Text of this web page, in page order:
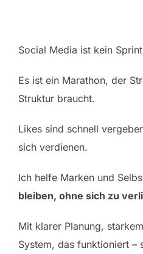
Social Media ist kein
Es ist ein Marathon, der
Struktur braucht.
Likes sind schnell
sich verdienen.
Ich helfe Marken und
bleiben, ohne sich zu
Mit klarer Planung,
System, das funktioniert –